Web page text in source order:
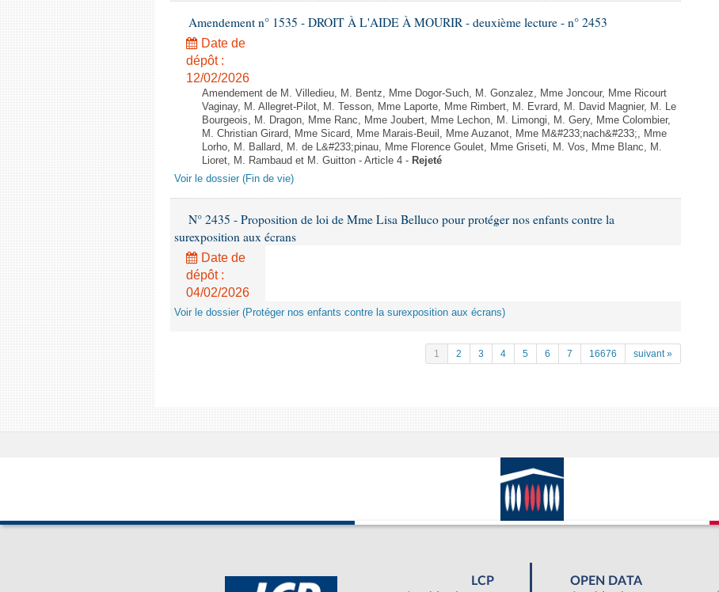
Amendement n° 1535 - DROIT À L'AIDE À MOURIR - deuxième lecture - n° 2453
Date de
dépôt :
12/02/2026
Amendement de M. Villedieu, M. Bentz, Mme Dogor-Such, M. Gonzalez, Mme Joncour, Mme Ricourt
Vaginay, M. Allegret-Pilot, M. Tesson, Mme Laporte, Mme Rimbert, M. Evrard, M. David Magnier, M. Le
Bourgeois, M. Dragon, Mme Ranc, Mme Joubert, Mme Lechon, M. Limongi, M. Gery, Mme Colombier,
M. Christian Girard, Mme Sicard, Mme Marais-Beuil, Mme Auzanot, Mme M&#233;nach&#233;, Mme
Lorho, M. Ballard, M. de L&#233;pinau, Mme Florence Goulet, Mme Griseti, M. Vos, Mme Blanc, M.
Lioret, M. Rambaud et M. Guitton - Article 4 - Rejeté
Voir le dossier (Fin de vie)
N° 2435 - Proposition de loi de Mme Lisa Belluco pour protéger nos enfants contre la
surexposition aux écrans
Date de
dépôt :
04/02/2026
Voir le dossier (Protéger nos enfants contre la surexposition aux écrans)
1 2 3 4 5 6 7 16676 suivant »
LCP
OPEN DATA